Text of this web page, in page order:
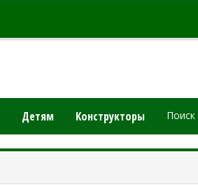
Детям Конструкторы Поиск